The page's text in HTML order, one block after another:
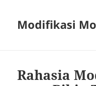
Modifikasi
Rahasia